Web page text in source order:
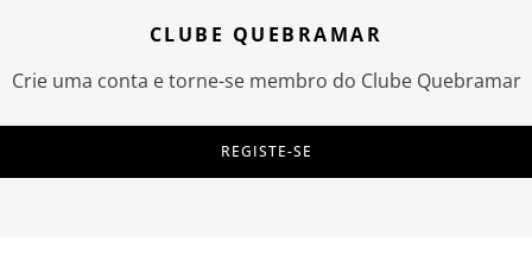
CLUBE QUEBRAMAR
Crie uma conta e torne-se membro do Clube Quebramar
REGISTE-SE